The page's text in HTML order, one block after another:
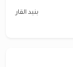
بنيد القار